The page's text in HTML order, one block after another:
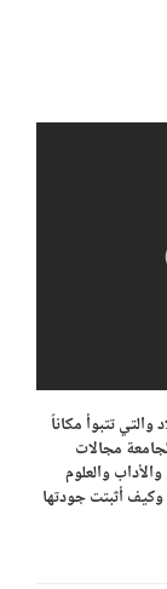
تتبوأ مكاناً
مجالات
والعلوم
وكيف أثبتت جودتها